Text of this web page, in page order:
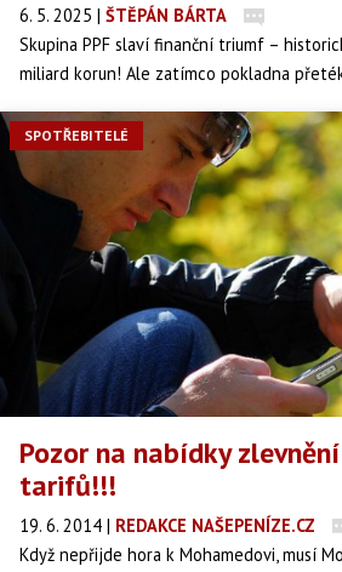
6. 5. 2025 | ŠTĚPÁN BÁRTA
Skupina PPF slaví finanční triumf –
miliard korun! Ale zatímco pokladna
nových šéfů. Co stojí za nejúspěšnějším
finanční mašiny?
SPOTŘEBITELÉ
Pozor na nabídky
tarifů!!!
19. 6. 2014 | REDAKCE NAŠEPENÍZE.CZ
Když nepřijde hora k Mohamedovi, musí